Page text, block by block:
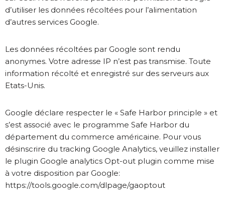
d’utiliser les données récoltées pour l’alimentation
d’autres services Google.
Les données récoltées par Google sont rendu
anonymes. Votre adresse IP n’est pas transmise. Toute
information récolté et enregistré sur des serveurs aux
Etats-Unis.
Google déclare respecter le « Safe Harbor principle » et
s’est associé avec le programme Safe Harbor du
département du commerce américaine. Pour vous
désinscrire du tracking Google Analytics, veuillez installer
le plugin Google analytics Opt-out plugin comme mise
à votre disposition par Google:
https://tools.google.com/dlpage/gaoptout